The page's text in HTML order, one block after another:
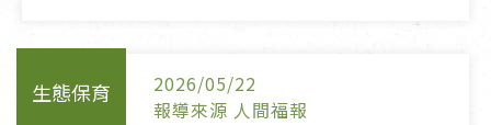
生態保育
2026/05/22
報導來源 人間福報